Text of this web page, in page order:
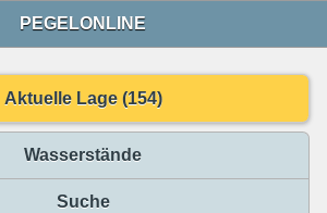
PEGELONLINE
Aktuelle Lage (154)
Wasserstände
Suche